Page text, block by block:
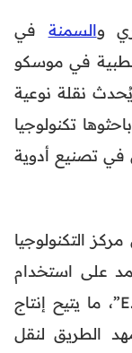
والسمنة في
في موسكو
نقلة نوعية
تكنولوجيا
في تصنيع أدوية
التكنولوجيا
على استخدام
سلالة معدلة وراثيًا من بكتيريا “E. coli”، ما يتيح إنتاج
الطريق لنقل